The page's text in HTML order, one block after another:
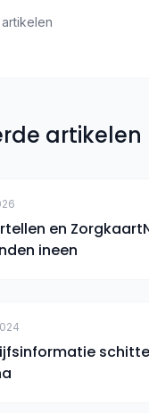
artikelen
en
ineen